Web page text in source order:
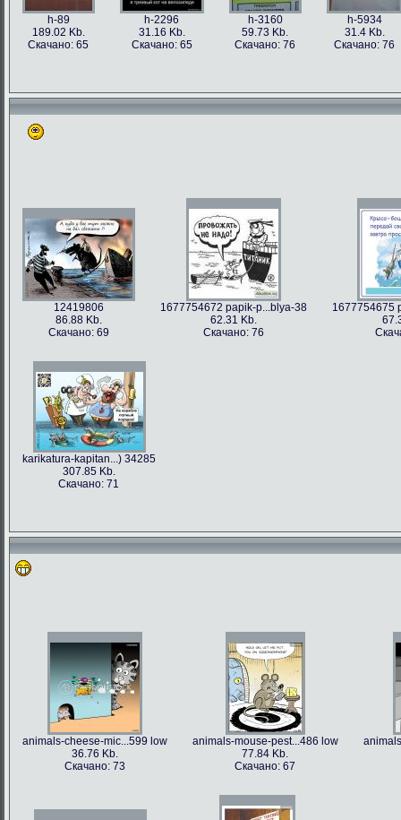
h-89
189.02 Kb.
Скачано: 65
h-2296
31.16 Kb.
Скачано: 65
h-3160
59.73 Kb.
Скачано: 76
h-5934
31.4 Kb.
Скачано: 76
12419806
86.88 Kb.
Скачано: 69
1677754672 papik-p...blya-38
62.31 Kb.
Скачано: 76
1677754675
karikatura-kapitan...) 34285
307.85 Kb.
Скачано: 71
animals-cheese-mic...599 low
36.76 Kb.
Скачано: 73
animals-mouse-pest...486 low
77.84 Kb.
Скачано: 67